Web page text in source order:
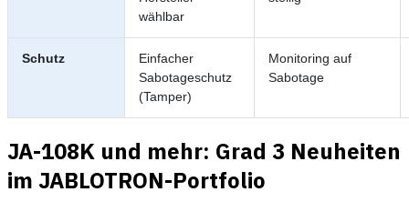
wählbar
Schutz
Einfacher
Sabotageschutz
(Tamper)
Monitoring auf
Sabotage
JA-108K und mehr: Grad 3 Neuheiten
im JABLOTRON-Portfolio